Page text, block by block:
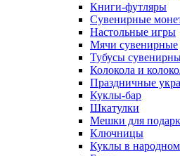
Книги-футляры
Сувенирные
Настольные игры
Мячи сувенирные
Тубусы
Колокола и
Праздничные
Куклы-бар
Шкатулки
Мешки для
Ключницы
Куклы в